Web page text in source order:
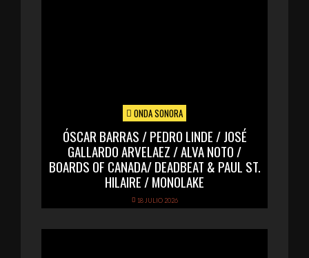
ONDA SONORA
ÓSCAR BARRAS / PEDRO LINDE / JOSÉ
GALLARDO ARVELAEZ / ALVA NOTO /
BOARDS OF CANADA/ DEADBEAT & PAUL ST.
HILAIRE / MONOLAKE
18 JULIO 2026